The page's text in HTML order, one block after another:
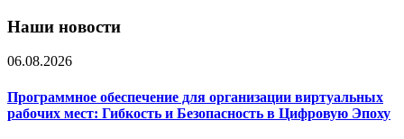
Наши новости
06.08.2026
Программное обеспечение для организации виртуальных
рабочих мест: Гибкость и Безопасность в Цифровую Эпоху